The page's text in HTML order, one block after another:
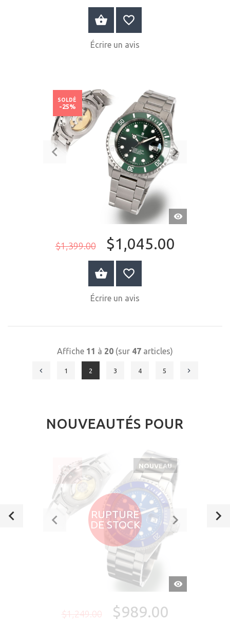
ACHETER MAINTENANT
Écrire un avis
APERÇU
RAPIDE
$1,399.00 $1,045.00
SOLDÉ
-25%
ACHETER MAINTENANT
Écrire un avis
Affiche 11 à 20 (sur 47 articles)
1 2 3 4 5
NOUVEAUTÉS POUR
RUPTURE
DE STOCK
APERÇU
RAPIDE
NOUVEAU
$1,249.00 $989.00
SOLDÉ
-21%